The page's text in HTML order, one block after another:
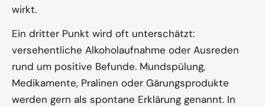
wirkt.
Ein dritter Punkt wird oft unterschätzt:
versehentliche Alkoholaufnahme oder Ausreden
rund um positive Befunde. Mundspülung,
Medikamente, Pralinen oder Gärungsprodukte
werden gern als spontane Erklärung genannt. In